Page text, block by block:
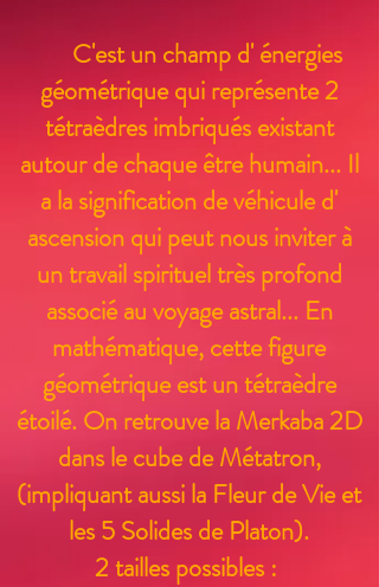
C'est un champ d' énergies
géométrique qui représente 2
tétraèdres imbriqués existant
autour de chaque être humain... Il
a la signification de véhicule d'
ascension qui peut nous inviter à
un travail spirituel très profond
associé au voyage astral... En
mathématique, cette figure
géométrique est un tétraèdre
étoilé. On retrouve la Merkaba 2D
dans le cube de Métatron,
(impliquant aussi la Fleur de Vie et
les 5 Solides de Platon).
2 tailles possibles :